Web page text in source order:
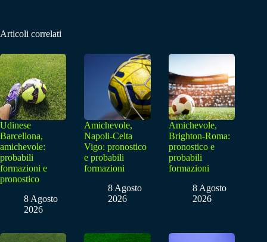
Articoli correlati
Udinese
Barcellona,
amichevole:
probabili
formazioni e
pronostico
8 Agosto
2026
Amichevole,
Napoli-Celta
Vigo: pronostico
e probabili
formazioni
8 Agosto
2026
Amichevole,
Brighton-Roma:
pronostico e
probabili
formazioni
8 Agosto
2026